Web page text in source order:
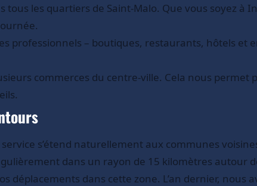
les quartiers de Saint-Malo. Que vous soyez à
professionnels – boutiques, restaurants, hôtels et
commerces du centre-ville. Cela nous permet
s’étend naturellement aux communes
dans un rayon de 15 kilomètres autour
dans cette zone. L’an dernier, nous